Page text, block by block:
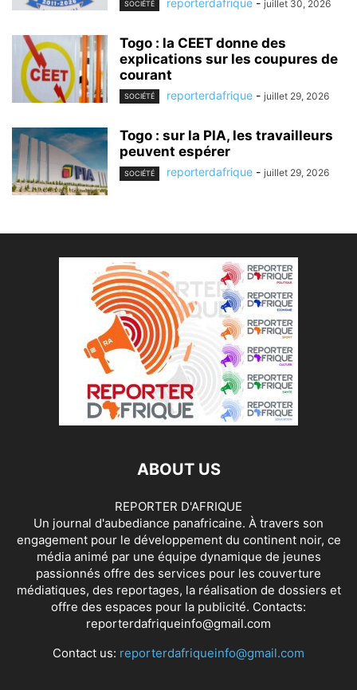
SOCIÉTÉ reporterdafrique - juillet 30, 2026
Togo : la CEET donne des
explications sur les coupures de
courant
SOCIÉTÉ reporterdafrique - juillet 29, 2026
Togo : sur la PIA, les travailleurs
peuvent espérer
SOCIÉTÉ reporterdafrique - juillet 29, 2026
ABOUT US
REPORTER D'AFRIQUE
Un journal d'aubediance panafricaine. À travers son
engagement pour le développement du continent noir, ce
média animé par une équipe dynamique de jeunes
passionnés offre des services pour les couverture
médiatiques, des reportages, la réalisation de dossiers et
offre des espaces pour la publicité. Contacts:
reporterdafriqueinfo@gmail.com
Contact us: reporterdafriqueinfo@gmail.com